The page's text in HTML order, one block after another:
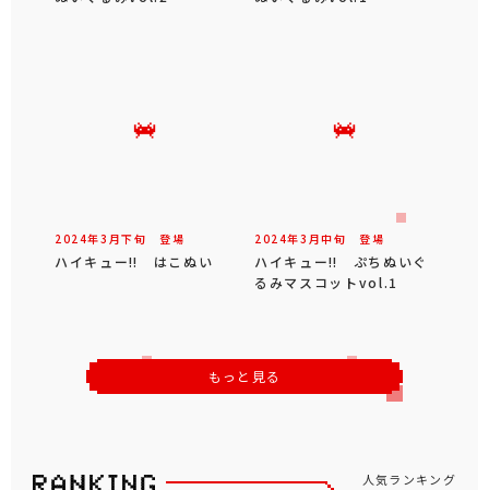
2024年3 月下旬 登場
ハイキュー‼ はこぬい
2024年3 月中旬 登場
ハイキュー‼ ぷちぬいぐ
るみマスコットvol.1
もっと見る
人気ランキング